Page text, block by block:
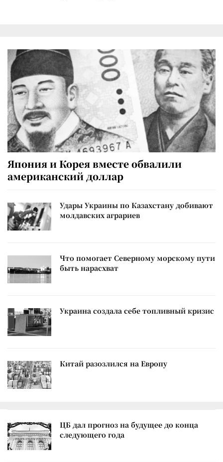
Япония и Корея вместе обвалили
американский доллар
Удары Украины по Казахстану добивают
молдавских аграриев
Что помогает Северному морскому пути
быть нарасхват
Украина создала себе топливный кризис
Китай разозлился на Европу
ЦБ дал прогноз на будущее до конца
следующего года